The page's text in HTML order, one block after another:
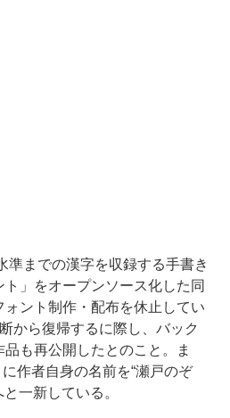
までの漢字を収録する手書き
」をオープンソース化した同
ント制作・配布を休止してい
から復帰するに際し、バック
も再公開したとのこと。ま
作者自身の名前を“瀬戸のぞ
一新している。